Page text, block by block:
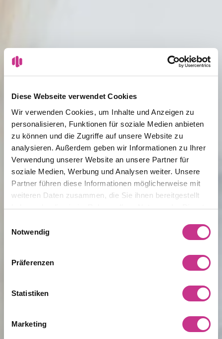
Diese Webseite verwendet Cookies
Wir verwenden Cookies, um Inhalte und Anzeigen zu
personalisieren, Funktionen für soziale Medien anbieten
zu können und die Zugriffe auf unsere Website zu
analysieren. Außerdem geben wir Informationen zu Ihrer
Verwendung unserer Website an unsere Partner für
soziale Medien, Werbung und Analysen weiter. Unsere
Partner führen diese Informationen möglicherweise mit
weiteren Daten zusammen, die Sie ihnen bereitgestellt
haben oder die sie im Rahmen Ihrer Nutzung der Dienste
Notwendig
Präferenzen
Statistiken
Marketing